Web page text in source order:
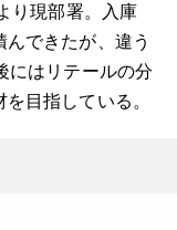
り現部署。入庫
できたが、違う
にはリテールの分
目指している。